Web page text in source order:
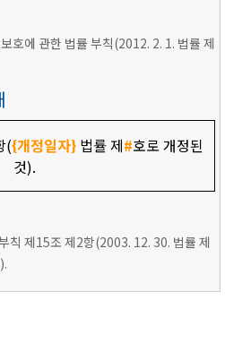
호에 관한 법률 부칙(2012. 2. 1. 법률 제
({개정일자}법률 제#호로 개정된
것).
칙 제15조 제2항(2003. 12. 30. 법률 제